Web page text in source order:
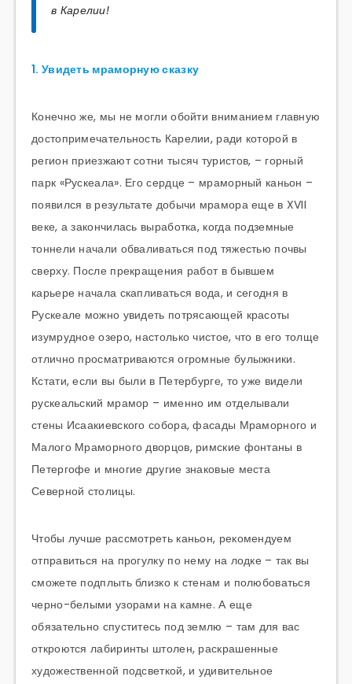
в Карелии!
1. Увидеть мраморную сказку
Конечно же, мы не могли обойти вниманием главную
достопримечательность Карелии, ради которой в
регион приезжают сотни тысяч туристов, – горный
парк «Рускеала». Его сердце – мраморный каньон –
появился в результате добычи мрамора еще в XVII
веке, а закончилась выработка, когда подземные
тоннели начали обваливаться под тяжестью почвы
сверху. После прекращения работ в бывшем
карьере начала скапливаться вода, и сегодня в
Рускеале можно увидеть потрясающей красоты
изумрудное озеро, настолько чистое, что в его толще
отлично просматриваются огромные булыжники.
Кстати, если вы были в Петербурге, то уже видели
рускеальский мрамор – именно им отделывали
стены Исаакиевского собора, фасады Мраморного и
Малого Мраморного дворцов, римские фонтаны в
Петергофе и многие другие знаковые места
Северной столицы.
Чтобы лучше рассмотреть каньон, рекомендуем
отправиться на прогулку по нему на лодке – так вы
сможете подплыть близко к стенам и полюбоваться
черно-белыми узорами на камне. А еще
обязательно спуститесь под землю – там для вас
откроются лабиринты штолен, раскрашенные
художественной подсветкой, и удивительное